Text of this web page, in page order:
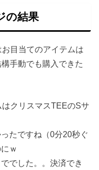
の結果
目当てのアイテムは
手動でも購入できた
クリスマスTEEのSサ
たですね（0分20秒ぐ
ｗ
でした。。決済でき